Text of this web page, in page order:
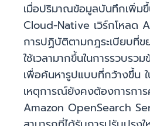
เมื่อปริมาณข้อมูลบันทึกเพิ่ม
Cloud-Native เวิร์กโหลด
การปฏิบัติตามกฎระเบียบที่
ใช้เวลามากขึ้นในการรวบรว
เพื่อค้นหารูปแบบที่กว้างขึ้น
เหตุการณ์ยังคงต้องการกา
Amazon OpenSearch